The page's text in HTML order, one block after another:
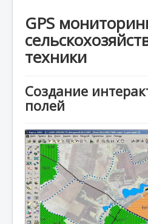
GPS
техники
Создание
полей